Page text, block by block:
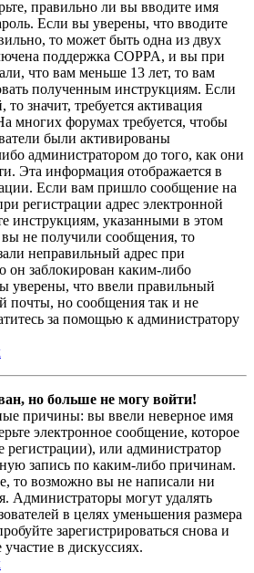
правильно ли вы вводите имя
Если вы уверены, что вводите
то может быть одна из двух
поддержка COPPA, и вы при
что вам меньше 13 лет, то вам
полученным инструкциям. Если
то значит, требуется активация
многих форумах требуется, чтобы
были активированы
администратором до того, как они
Эта информация отображается в
Если вам пришло сообщение на
регистрации адрес электронной
инструкциям, указанными в этом
не получили сообщения, то
неправильный адрес при
он заблокирован каким-либо
уверены, что ввели правильный
почты, но сообщения так и не
за помощью к администратору
но больше не могу войти!
причины: вы ввели неверное имя
электронное сообщение, которое
или администратор
запись по каким-либо причинам.
то возможно вы не написали ни
Администраторы могут удалять
в целях уменьшения размера
зарегистрироваться снова и
в дискуссиях.